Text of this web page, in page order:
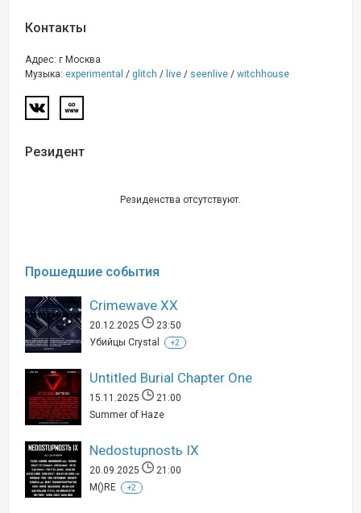
Контакты
Адрес: г Москва
Музыка: experimental / glitch / live / seenlive / witchhouse
Резидент
Резиденства отсутствуют.
Прошедшие события
Crimewave XX
20.12.2025
23:50
Убийцы Crystal
+2
Untitled Burial Chapter One
15.11.2025
21:00
Summer of Haze
Nedostupnostь IX
20.09.2025
21:00
M()RE
+2